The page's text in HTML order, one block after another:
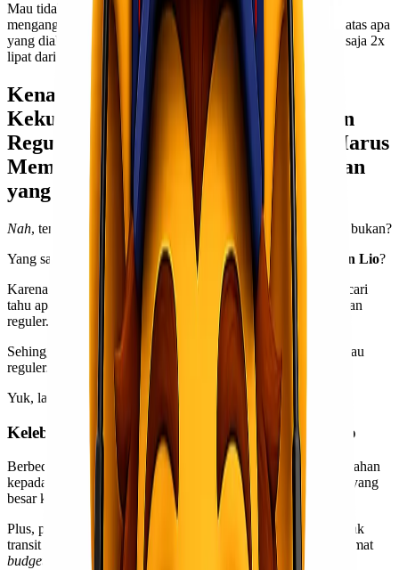
Mau tidak mau,
business owners
tersebut pun terpaksa
menganggarkan biaya perusahaannya untuk mengganti rugi atas apa
yang dialami oleh si
customer
, yang bahkan jumlahnya bisa saja 2x
lipat dari yang seharusnya!
Kenali Apa Saja Kelebihan &
Kekurangan dari Layanan Kargo dan
Reguler, sehingga Kawan Lio Tahu Harus
Memilih yang Mana untuk Pengiriman
yang Lebih Aman!
Nah, tentu Kawan Lio
tidak ingin mengalami hal seperti itu, bukan?
Yang sampai di tahap merugikan finansial perusahaan
Kawan Lio?
Karena itulah
Lionel Express ingin mengajakmu untuk mencari
tahu apa saja kelebihan dan kekurangan dari layanan kargo dan
reguler.
Sehingga,
Kawan Lio
jadi tahu kira-kira lebih aman kargo atau
reguler.
Yuk, langsung saja kita bahas!
Kelebihan & Kekurangan dari Layanan Kargo
Berbeda dari yang reguler, layanan kargo memberikan kemudahan
kepada kita untuk mengirim barang yang berat dalam jumlah yang
besar ke kota, pulau, atau bahkan negara yang berbeda.
Plus, pengirimannya hanya perlu satu kali tanpa melalui banyak
transit sehingga sangat membantu
Kawan Lio
dalam menghemat
budget
perusahaan.